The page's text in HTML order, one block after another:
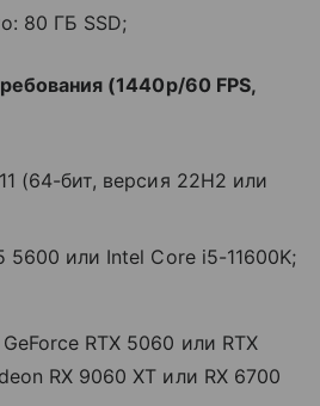
80 ГБ SSD;
(1440p/60 FPS,
(64-бит, версия 22H2 или
5600 или Intel Core i5-11600K;
RTX 5060 или RTX
RX 9060 XT или RX 6700